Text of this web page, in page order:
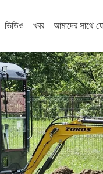
ভিডিও খবর আমাদের সাথে